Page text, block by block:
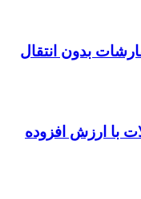
بدون انتقال
با ارزش افزوده